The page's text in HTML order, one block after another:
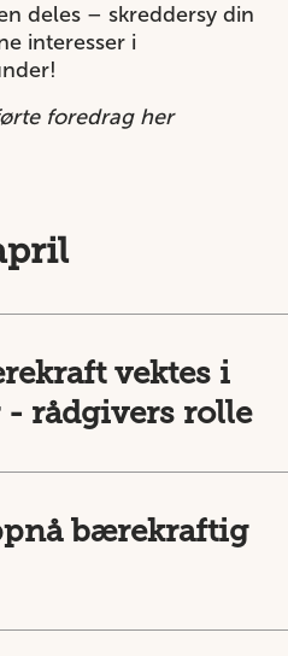
deles – skreddersy din
interesser i
foredrag her
vektes i
- rådgivers rolle
bærekraftig